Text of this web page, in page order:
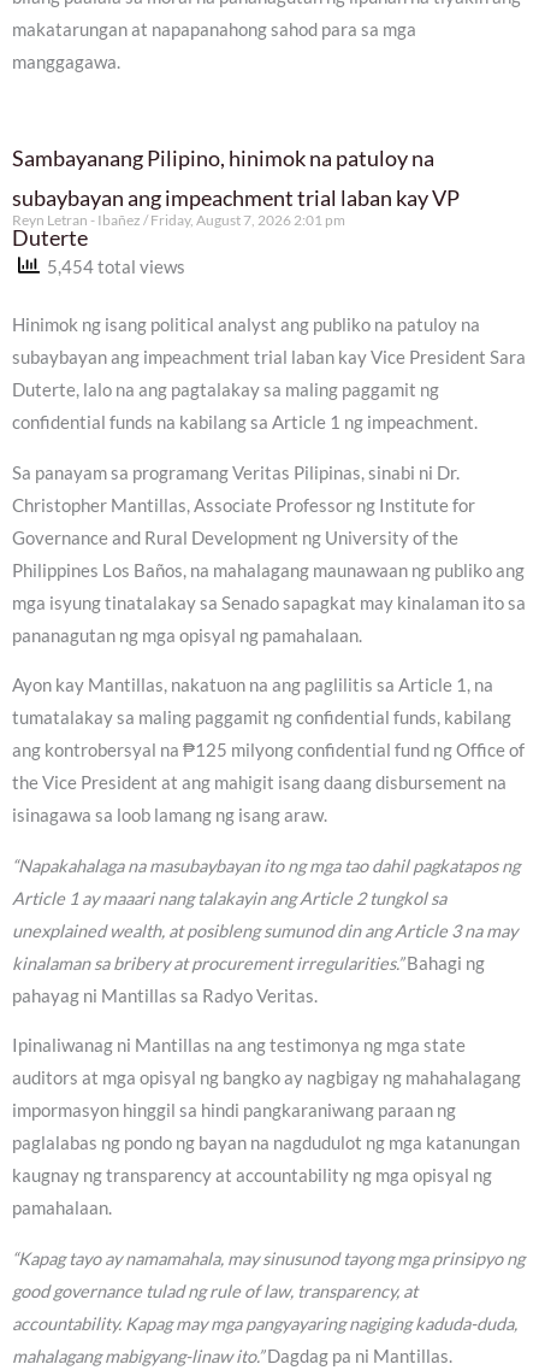
makatarungan at napapanahong sahod para sa mga
manggagawa.
Sambayanang Pilipino, hinimok na patuloy na
subaybayan ang impeachment trial laban kay VP
Duterte
Reyn Letran - Ibañez Friday, August 7, 2026 2:01 pm
5,454 total views
Hinimok ng isang political analyst ang publiko na patuloy na
subaybayan ang impeachment trial laban kay Vice President Sara
Duterte, lalo na ang pagtalakay sa maling paggamit ng
confidential funds na kabilang sa Article 1 ng impeachment.
Sa panayam sa programang Veritas Pilipinas, sinabi ni Dr.
Christopher Mantillas, Associate Professor ng Institute for
Governance and Rural Development ng University of the
Philippines Los Baños, na mahalagang maunawaan ng publiko ang
mga isyung tinatalakay sa Senado sapagkat may kinalaman ito sa
pananagutan ng mga opisyal ng pamahalaan.
Ayon kay Mantillas, nakatuon na ang paglilitis sa Article 1, na
tumatalakay sa maling paggamit ng confidential funds, kabilang
ang kontrobersyal na ₱125 milyong confidential fund ng Office of
the Vice President at ang mahigit isang daang disbursement na
isinagawa sa loob lamang ng isang araw.
“Napakahalaga na masubaybayan ito ng mga tao dahil pagkatapos ng
Article 1 ay maaari nang talakayin ang Article 2 tungkol sa
unexplained wealth, at posibleng sumunod din ang Article 3 na may
kinalaman sa bribery at procurement irregularities.”Bahagi ng
pahayag ni Mantillas sa Radyo Veritas.
Ipinaliwanag ni Mantillas na ang testimonya ng mga state
auditors at mga opisyal ng bangko ay nagbigay ng mahahalagang
impormasyon hinggil sa hindi pangkaraniwang paraan ng
paglalabas ng pondo ng bayan na nagdudulot ng mga katanungan
kaugnay ng transparency at accountability ng mga opisyal ng
pamahalaan.
“Kapag tayo ay namamahala, may sinusunod tayong mga prinsipyo ng
good governance tulad ng rule of law, transparency, at
accountability. Kapag may mga pangyayaring nagiging kaduda-duda,
mahalagang mabigyang-linaw ito.”Dagdag pa ni Mantillas.